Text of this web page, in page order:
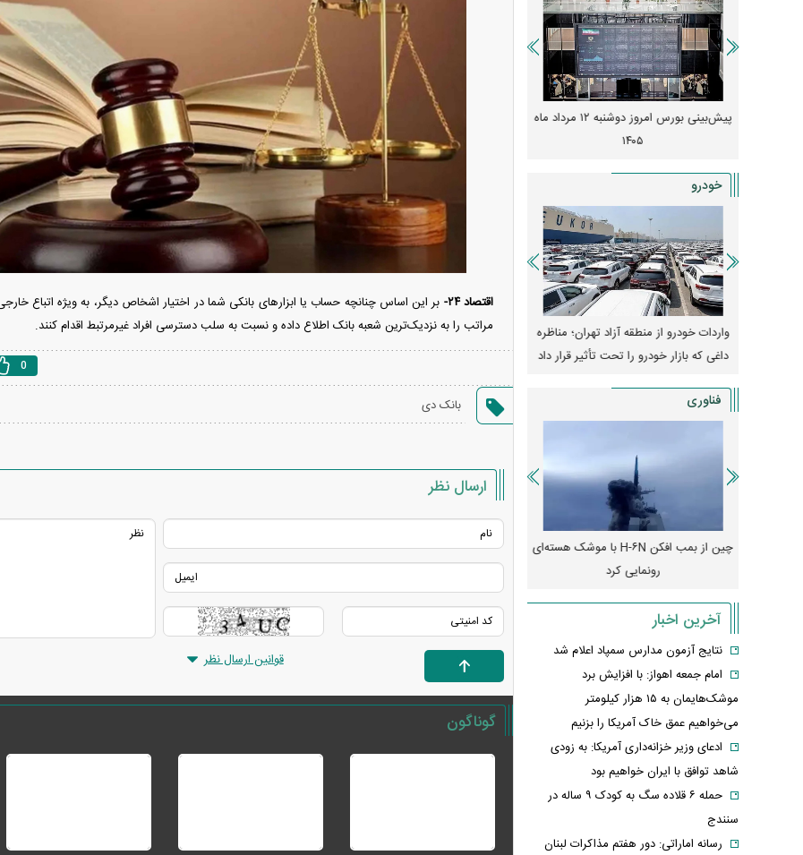
اقتصاد ۲۴-
بر این اساس چنانچه حساب یا ابزار‌های بانکی شما در اختیار اشخاص دیگر، به ویژه اتباع
مراتب را به نزدیک‌ترین شعبه بانک اطلاع داده و نسبت به سلب دسترسی افراد غیرمرتبط اقدام کنند.
0
بانک دی
ارسال نظر
قوانین ارسال نظر
گوناگون
پیش‌بینی بورس امروز دوشنبه ۱۲ مرداد ماه
۱۴۰۵
زنگ خطر انباشت نیاز در بازار مسکن؛ فنر
قیمت‌ها فشرده شده
کارنامه مردود محسن پاک‌ نژاد؛ از افت شدید
درآمد ارزی تا بازی با عزل و نصب‌ها
خودرو
واردات خودرو از منطقه آزاد تهران؛ مناظره
داغی که بازار خودرو را تحت تأثیر قرار داد
قیمت خودرو وارد فاز جدید شد/ اولین
واکنش بازار به تحولات سیاسی + جدول
هجوم خودروسازان چینی به اروپا؛ آیا
کارخانه‌های بحران‌زده نجات پیدا می‌کنند؟
واردات خودرو از
داغی که بازار
فناوری
چین از بمب افکن H-۶N با موشک هسته‌ای
رونمایی کرد
پهپاد رهگیر یا موشک پدافند؛ قدرت تهدید
میلی‌آمپرساعتی
آخرین اخبار
نتایج آزمون مدارس سمپاد اعلام شد
امام‌ جمعه اهواز: با افزایش برد
موشک‌هایمان به ۱۵ هزار کیلومتر
می‌خواهیم عمق خاک آمریکا را بزنیم
ادعای وزیر خزانه‌داری آمریکا: به زودی
شاهد توافق با ایران خواهیم بود
حمله ۶ قلاده سگ به کودک ۹ ساله در
سنندج
رسانه اماراتی: دور هفتم مذاکرات لبنان